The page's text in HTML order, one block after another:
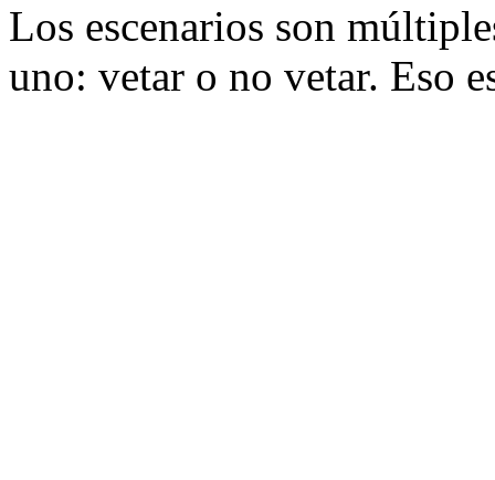
Los escenarios son
uno: vetar o no vetar. Eso